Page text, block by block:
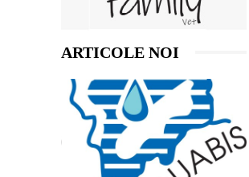
ARTICOLE NOI